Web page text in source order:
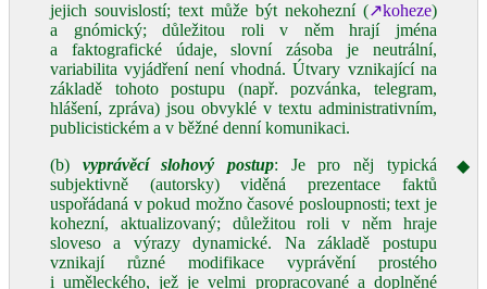
jejich souvislostí; text může být nekohezní (↗koheze)
a gnómický; důležitou roli v něm hrají jména
a faktografické údaje, slovní zásoba je neutrální,
variabilita vyjádření není vhodná. Útvary vznikající na
základě tohoto postupu (např. pozvánka, telegram,
hlášení, zpráva) jsou obvyklé v textu administrativním,
publicistickém a v běžné denní komunikaci.
(b) vyprávěcí slohový postup: Je pro něj typická
subjektivně (autorsky) viděná prezentace faktů
uspořádaná v pokud možno časové posloupnosti; text je
kohezní, aktualizovaný; důležitou roli v něm hraje
sloveso a výrazy dynamické. Na základě postupu
vznikají různé modifikace vyprávění prostého
i uměleckého, jež je velmi propracované a doplněné
◆